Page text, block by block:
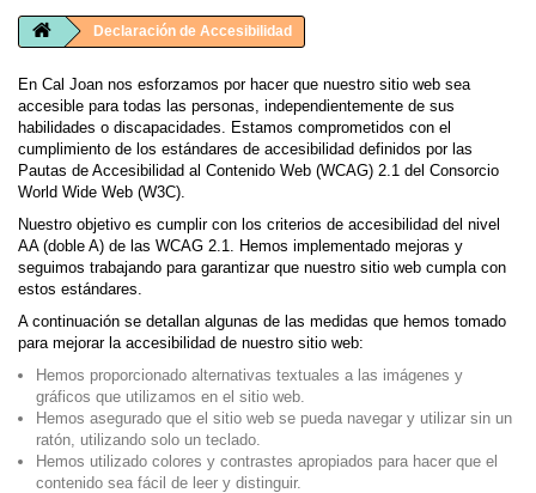
Declaración de Accesibilidad
En Cal Joan nos esforzamos por hacer que nuestro sitio web sea
accesible para todas las personas, independientemente de sus
habilidades o discapacidades. Estamos comprometidos con el
cumplimiento de los estándares de accesibilidad definidos por las
Pautas de Accesibilidad al Contenido Web (WCAG) 2.1 del Consorcio
World Wide Web (W3C).
Nuestro objetivo es cumplir con los criterios de accesibilidad del nivel
AA (doble A) de las WCAG 2.1. Hemos implementado mejoras y
seguimos trabajando para garantizar que nuestro sitio web cumpla con
estos estándares.
A continuación se detallan algunas de las medidas que hemos tomado
para mejorar la accesibilidad de nuestro sitio web:
Hemos proporcionado alternativas textuales a las imágenes y
gráficos que utilizamos en el sitio web.
Hemos asegurado que el sitio web se pueda navegar y utilizar sin un
ratón, utilizando solo un teclado.
Hemos utilizado colores y contrastes apropiados para hacer que el
contenido sea fácil de leer y distinguir.